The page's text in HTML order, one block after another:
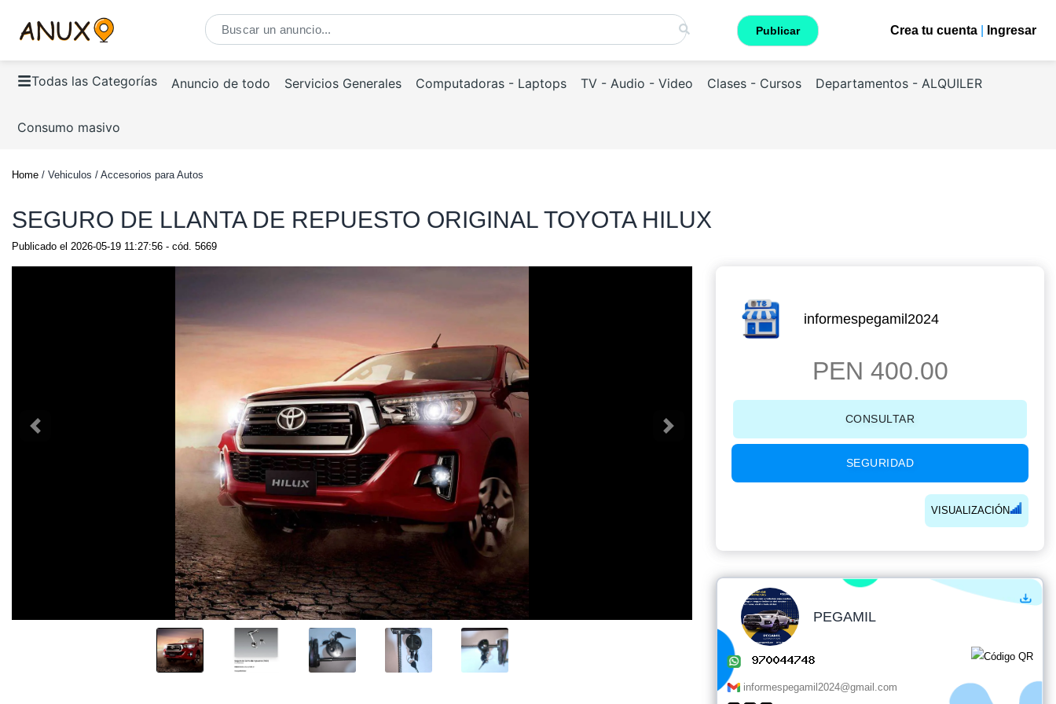
Publicar Crea tu cuenta| Ingresar
Todas las Categorías Anuncio de todo Servicios Generales Computadoras - Laptops TV - Audio - Video Clases - Cursos Departamentos - ALQUILER
Consumo masivo
Home / Vehiculos / Accesorios para Autos
SEGURO DE LLANTA DE REPUESTO ORIGINAL TOYOTA HILUX
Publicado el 2026-05-19 11:27:56 - cód. 5669
informespegamil2024
PEN 400.00
CONSULTAR
SEGURIDAD
VISUALIZACIÓN
PEGAMIL
informespegamil2024@gmail.com